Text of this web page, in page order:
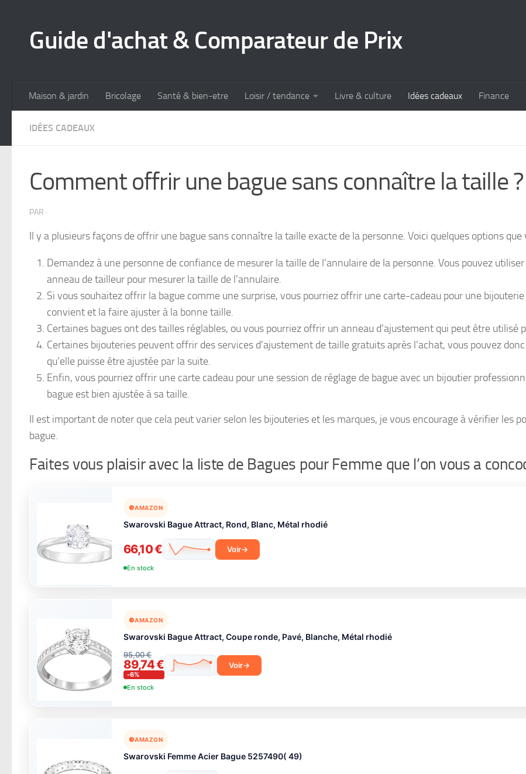
Guide d'achat & Comparateur de Prix
Maison & jardin Bricolage Santé & bien-etre Loisir / tendance Livre & culture Idées cadeaux Finance
IDÉES CADEAUX
Comment offrir une bague sans connaître la taille ?
PAR ·
Il y a plusieurs façons de offrir une bague sans connaître la taille exacte de la personne. Voici quelques options
Demandez à une personne de confiance de mesurer la taille de l’annulaire de la personne. Vous pouvez
anneau de tailleur pour mesurer la taille de l’annulaire.
Si vous souhaitez offrir la bague comme une surprise, vous pourriez offrir une carte-cadeau pour une
convient et la faire ajuster à la bonne taille.
Certaines bagues ont des tailles réglables, ou vous pourriez offrir un anneau d’ajustement qui peut être utilisé
Certaines bijouteries peuvent offrir des services d’ajustement de taille gratuits après l’achat, vous pouvez
qu’elle puisse être ajustée par la suite.
Enfin, vous pourriez offrir une carte cadeau pour une session de réglage de bague avec un bijoutier
bague est bien ajustée à sa taille.
Il est important de noter que cela peut varier selon les bijouteries et les marques, je vous encourage à vérifier les
bague.
Faites vous plaisir avec la liste de Bagues pour Femme que l’on vous a
AMAZON
Swarovski Bague Attract, Rond, Blanc, Métal rhodié
66,10 € Voir
En stock
AMAZON
Swarovski Bague Attract, Coupe ronde, Pavé, Blanche, Métal rhodié
95,00 €
89,74 €
-6%
Voir
En stock
AMAZON
Swarovski Femme Acier Bague 5257490( 49)